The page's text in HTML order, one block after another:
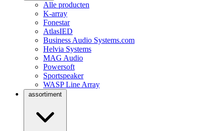
Alle producten
K-array
Fonestar
AtlasIED
Business Audio Systems.com
Helvia Systems
MAG Audio
Powersoft
Sportspeaker
WASP Line Array
assortiment